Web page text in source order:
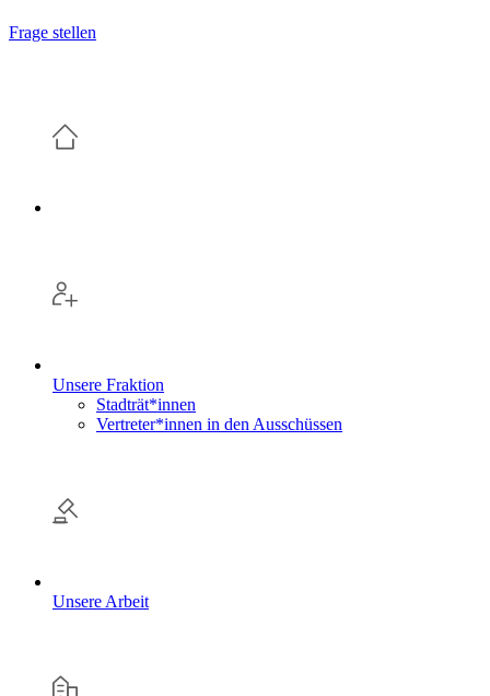
Frage stellen
Unsere Fraktion
Stadträt*innen
Vertreter*innen in den Ausschüssen
Unsere Arbeit